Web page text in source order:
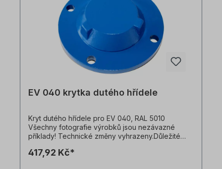
EV 040 krytka dutého hřídele
Kryt dutého hřídele pro EV 040, RAL 5010
Všechny fotografie výrobků jsou nezávazné
příklady! Technické změny vyhrazeny.Důležité
zakázku. Vrácení zboží ani zrušení objednávky
417,92 Kč*